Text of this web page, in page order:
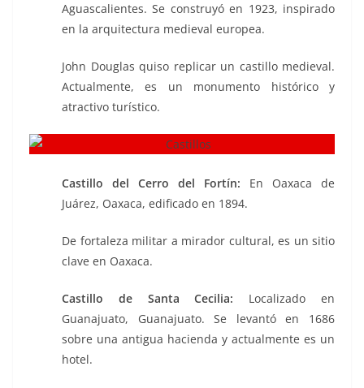
Aguascalientes. Se construyó en 1923, inspirado
en la arquitectura medieval europea.
John Douglas quiso replicar un castillo medieval.
Actualmente, es un monumento histórico y
atractivo turístico.
Castillo del Cerro del Fortín: En Oaxaca de
Juárez, Oaxaca, edificado en 1894.
De fortaleza militar a mirador cultural, es un sitio
clave en Oaxaca.
Castillo de Santa Cecilia: Localizado en
Guanajuato, Guanajuato. Se levantó en 1686
sobre una antigua hacienda y actualmente es un
hotel.